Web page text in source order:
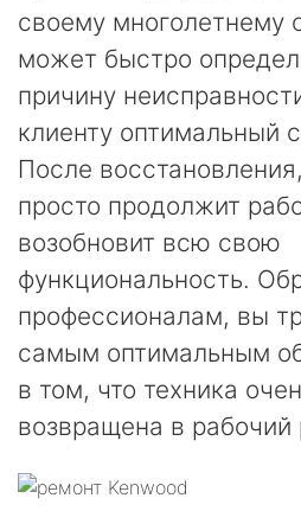
своему многолетнему
может быстро
причину
клиенту оптимальный
После
просто продолжит
возобновит всю свою
функциональность.
профессионалам, вы
самым оптимальным
в том, что техника
возвращена в